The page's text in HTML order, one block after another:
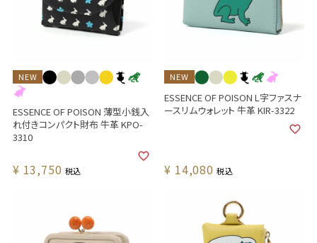
NEW
ESSENCE OF POISON 薄型小銭入
れ付きコンパクト財布 牛革 KPO-
3310
¥ 13,750 税込
NEW
ESSENCE OF POISON L字ファスナ
ースリムウォレット 牛革 KIR-3322
¥ 14,080 税込